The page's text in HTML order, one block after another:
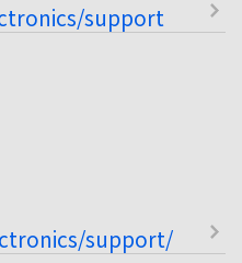
support
support/